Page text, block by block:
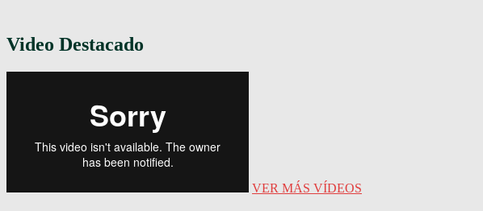
Video Destacado
VER MÁS VÍDEOS